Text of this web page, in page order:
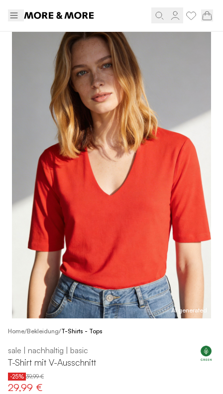
AI generated
Home/Bekleidung/T-Shirts - Tops
sale | nachhaltig | basic
T-Shirt mit V-Ausschnitt
-25% 39,99 €
29,99 €